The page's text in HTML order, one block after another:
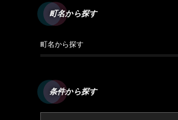
町名から探す
町名から探す
条件から探す